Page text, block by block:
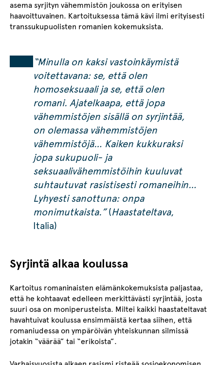
asema syrjityn vähemmistön joukossa on erityisen
haavoittuvainen. Kartoituksessa tämä kävi ilmi erityisesti
transsukupuolisten romanien kokemuksista.
“Minulla on kaksi vastoinkäymistä
voitettavana: se, että olen
homoseksuaali ja se, että olen
romani. Ajatelkaapa, että jopa
vähemmistöjen sisällä on syrjintää,
on olemassa vähemmistöjen
vähemmistöjä… Kaiken kukkuraksi
jopa sukupuoli- ja
seksuaalivähemmistöihin kuuluvat
suhtautuvat rasistisesti romaneihin…
Lyhyesti sanottuna: onpa
monimutkaista.”(Haastateltava,
Italia)
Syrjintä alkaa koulussa
Kartoitus romaninaisten elämänkokemuksista paljastaa,
että he kohtaavat edelleen merkittävästi syrjintää, josta
suuri osa on moniperusteista. Miltei kaikki haastateltavat
havahtuivat koulussa ensimmäistä kertaa siihen, että
romaniudessa on ympäröivän yhteiskunnan silmissä
jotakin “väärää” tai “erikoista”.